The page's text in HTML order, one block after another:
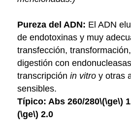
Pureza del ADN: El ADN
de endotoxinas y muy
transfección,
digestión con
transcripciónin vitro y otras
sensibles.
Típico: Abs 260/280\(\ge\)
(\ge\) 2.0